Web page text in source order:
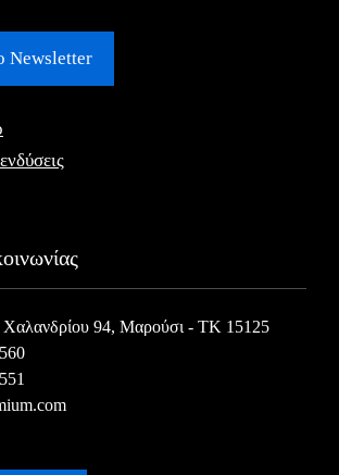
Newsletter
94, Μαρούσι - ΤΚ 15125